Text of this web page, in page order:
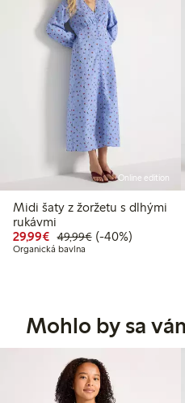
Online edition
Midi šaty z žoržetu s dlhými
rukávmi
29,99€ Zvýhodnená cena:
49,99€Bežná cena:
40% zľava
(-40%)
Organická bavlna
Mohlo by sa